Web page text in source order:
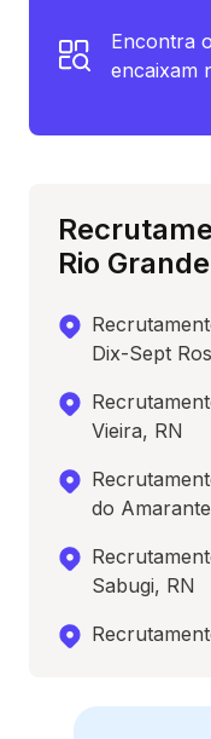
Encontra
encaixam
Rio
Dix-Sept
Vieira, RN
do
Sabugi, RN